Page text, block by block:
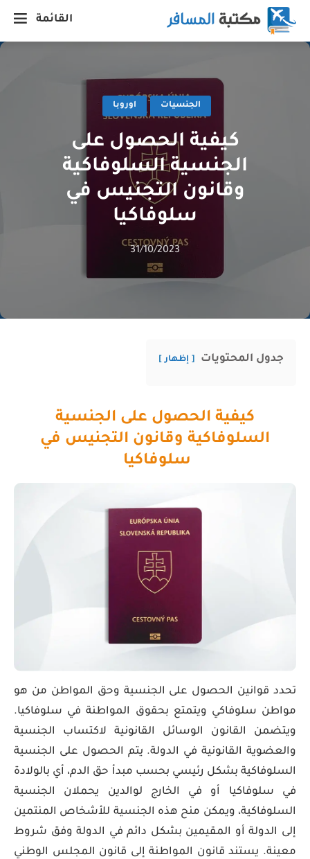
القائمة
الجنسيات اوروبا
كيفية الحصول على
الجنسية السلوفاكية
وقانون التجنيس في
سلوفاكيا
31/10/2023
جدول المحتويات إظهار
كيفية الحصول على الجنسية
السلوفاكية وقانون التجنيس في
سلوفاكيا
تحدد قوانين الحصول على الجنسية وحق المواطن من هو
مواطن سلوفاكي ويتمتع بحقوق المواطنة في سلوفاكيا.
ويتضمن القانون الوسائل القانونية لاكتساب الجنسية
والعضوية القانونية في الدولة. يتم الحصول على الجنسية
السلوفاكية بشكل رئيسي بحسب مبدأ حق الدم، أي بالولادة
في سلوفاكيا أو في الخارج لوالدين يحملان الجنسية
السلوفاكية، ويمكن منح هذه الجنسية للأشخاص المنتمين
إلى الدولة أو المقيمين بشكل دائم في الدولة وفق شروط
معينة. يستند قانون المواطنة إلى قانون المجلس الوطني